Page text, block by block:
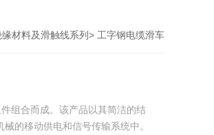
缘材料及滑触线系列> 工字钢电缆滑车
组合而成。该产品以其简洁的结
的移动供电和信号传输系统中。